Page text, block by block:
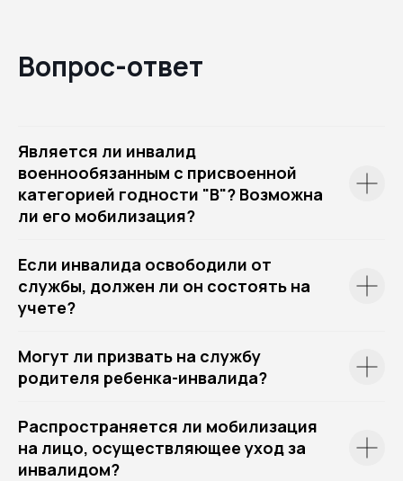
Вопрос-ответ
Является ли инвалид
военнообязанным с присвоенной
категорией годности "В"? Возможна
ли его мобилизация?
Если инвалида освободили от
службы, должен ли он состоять на
учете?
Могут ли призвать на службу
родителя ребенка-инвалида?
Распространяется ли мобилизация
на лицо, осуществляющее уход за
инвалидом?